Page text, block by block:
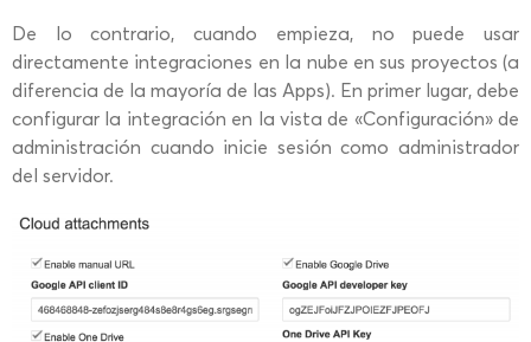
De lo contrario, cuando empieza, no puede usar
directamente integraciones en la nube en sus proyectos (a
diferencia de la mayoría de las Apps). En primer lugar, debe
configurar la integración en la vista de «Configuración» de
administración cuando inicie sesión como administrador
del servidor.